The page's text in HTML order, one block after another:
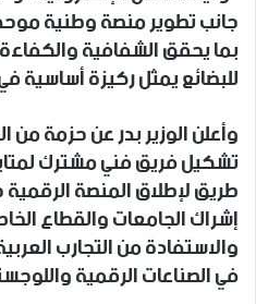
جانب تطوير منصة وطنية
بما يحقق الشفافية
للبضائع يمثل ركيزة أساسية
وأعلن الوزير بدر عن حزمة
تشكيل فريق فني مشترك
طريق لإطلاق المنصة
إشراك الجامعات والقطاع
والاستفادة من التجارب
في الصناعات الرقمية